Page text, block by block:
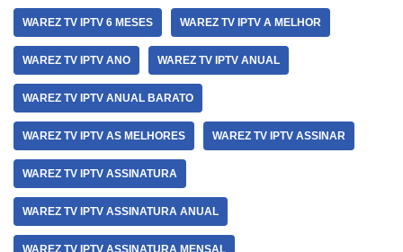
WAREZ TV IPTV 6 MESES WAREZ TV IPTV A MELHOR
WAREZ TV IPTV ANO WAREZ TV IPTV ANUAL
WAREZ TV IPTV ANUAL BARATO
WAREZ TV IPTV AS MELHORES WAREZ TV IPTV ASSINAR
WAREZ TV IPTV ASSINATURA
WAREZ TV IPTV ASSINATURA ANUAL
WAREZ TV IPTV ASSINATURA MENSAL